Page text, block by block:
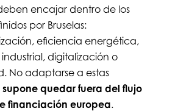
encajar dentro de los
por Bruselas:
eficiencia energética,
digitalización o
No adaptarse a estas
supone quedar fuera del flujo
financiación europea.